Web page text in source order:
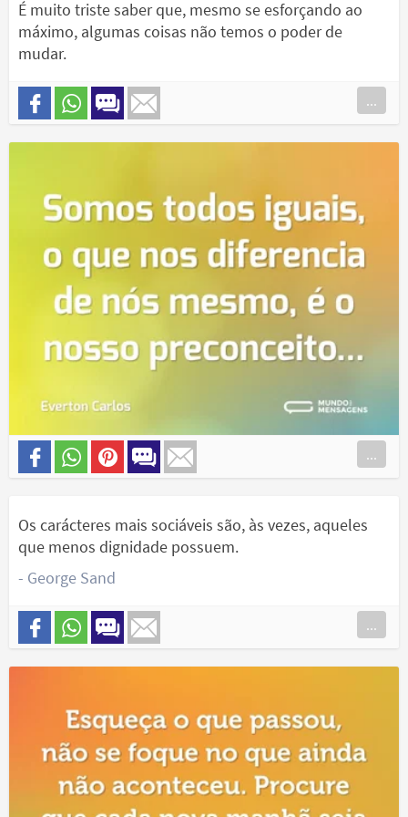
É muito triste saber que, mesmo se esforçando ao
máximo, algumas coisas não temos o poder de
mudar.
...
...
Os carácteres mais sociáveis são, às vezes, aqueles
que menos dignidade possuem.
- George Sand
...